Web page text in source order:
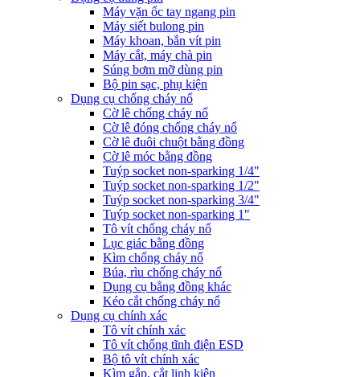
Máy vặn ốc tay ngang pin
Máy siết bulong pin
Máy khoan, bắn vít pin
Máy cắt, máy chà pin
Súng bơm mỡ dùng pin
Bộ pin sạc, phụ kiện
Dụng cụ chống cháy nổ
Cờ lê chống cháy nổ
Cờ lê đóng chống cháy nổ
Cờ lê đuôi chuột bằng đồng
Cờ lê móc bằng đồng
Tuýp socket non-sparking 1/4"
Tuýp socket non-sparking 1/2"
Tuýp socket non-sparking 3/4"
Tuýp socket non-sparking 1"
Tô vít chống cháy nổ
Lục giác bằng đồng
Kìm chống cháy nổ
Búa, rìu chống cháy nổ
Dụng cụ bẳng đồng khác
Kéo cắt chống cháy nổ
Dụng cụ chính xác
Tô vít chính xác
Tô vít chống tĩnh điện ESD
Bộ tô vít chính xác
Kìm gắp, cắt linh kiện